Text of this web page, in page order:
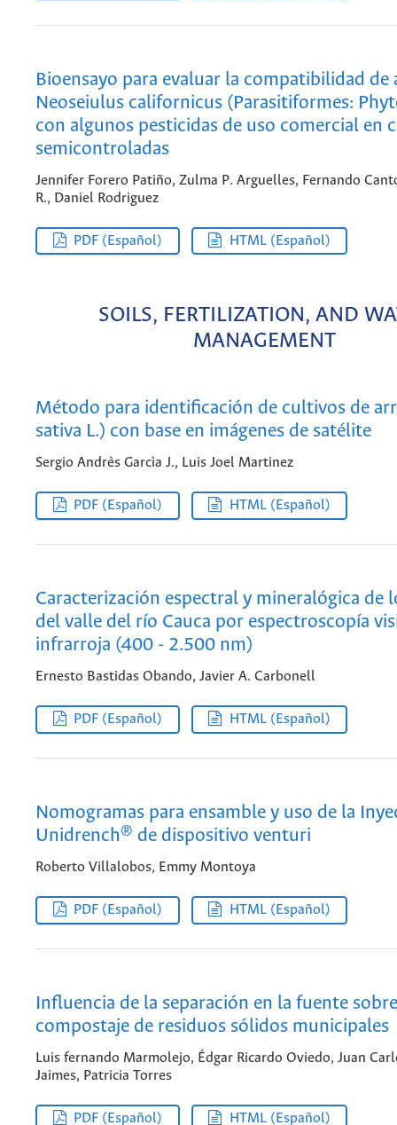
Bioensayo para evaluar la compatibilidad de
Neoseiulus californicus (Parasitiformes:
con algunos pesticidas de uso comercial en
semicontroladas
Jennifer Forero Patiño, Zulma P. Arguelles, Fernando
R., Daniel Rodriguez
PDF (Español) HTML (Español)
SOILS, FERTILIZATION, AND
MANAGEMENT
Método para identificación de cultivos de
sativa L.) con base en imágenes de satélite
Sergio Andrès Garcìa J., Luis Joel Martinez
PDF (Español) HTML (Español)
Caracterización espectral y mineralógica de
del valle del río Cauca por espectroscopía
infrarroja (400 - 2.500 nm)
Ernesto Bastidas Obando, Javier A. Carbonell
PDF (Español) HTML (Español)
Nomogramas para ensamble y uso de la
Unidrench® de dispositivo venturi
Roberto Villalobos, Emmy Montoya
PDF (Español) HTML (Español)
Influencia de la separación en la fuente
compostaje de residuos sólidos municipales
Luis fernando Marmolejo, Édgar Ricardo Oviedo, Juan
Jaimes, Patricia Torres
PDF (Español) HTML (Español)